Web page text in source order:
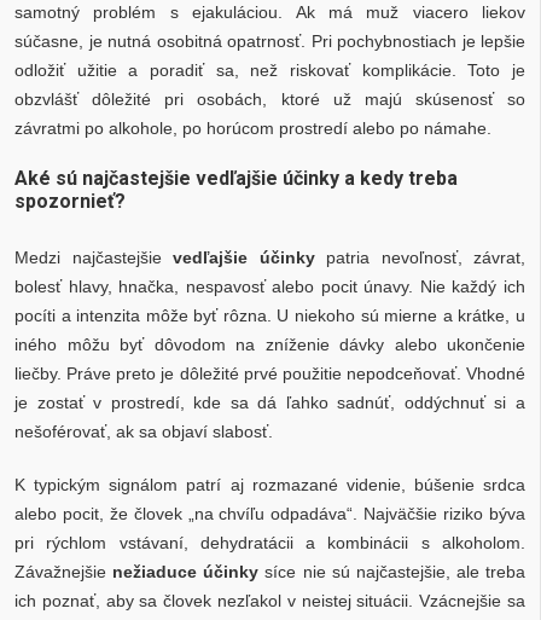
samotný problém s ejakuláciou. Ak má muž viacero liekov
súčasne, je nutná osobitná opatrnosť. Pri pochybnostiach je lepšie
odložiť užitie a poradiť sa, než riskovať komplikácie. Toto je
obzvlášť dôležité pri osobách, ktoré už majú skúsenosť so
závratmi po alkohole, po horúcom prostredí alebo po námahe.
Aké sú najčastejšie vedľajšie účinky a kedy treba
spozornieť?
Medzi najčastejšie vedľajšie účinkypatria nevoľnosť, závrat,
bolesť hlavy, hnačka, nespavosť alebo pocit únavy. Nie každý ich
pocíti a intenzita môže byť rôzna. U niekoho sú mierne a krátke, u
iného môžu byť dôvodom na zníženie dávky alebo ukončenie
liečby. Práve preto je dôležité prvé použitie nepodceňovať. Vhodné
je zostať v prostredí, kde sa dá ľahko sadnúť, oddýchnuť si a
nešoférovať, ak sa objaví slabosť.
K typickým signálom patrí aj rozmazané videnie, búšenie srdca
alebo pocit, že človek „na chvíľu odpadáva“. Najväčšie riziko býva
pri rýchlom vstávaní, dehydratácii a kombinácii s alkoholom.
Závažnejšie nežiaduce účinky síce nie sú najčastejšie, ale treba
ich poznať, aby sa človek nezľakol v neistej situácii. Vzácnejšie sa